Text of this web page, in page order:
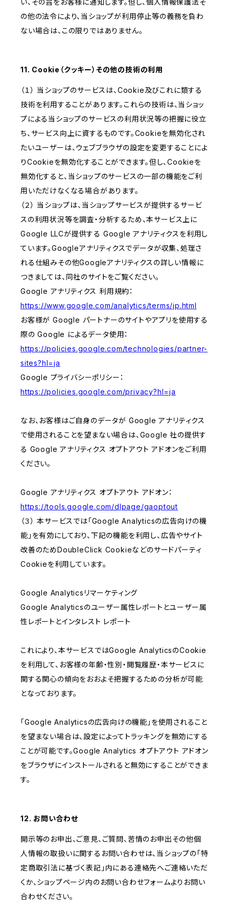
い、その旨をお客様に通知します。但し、個人情報保護法そ
の他の法令により、当ショップが利用停止等の義務を負わ
ない場合は、この限りではありません。
11. Cookie（クッキー）その他の技術の利用
（１） 当ショップのサービスは、Cookie及びこれに類する
技術を利用することがあります。これらの技術は、当ショッ
プによる当ショップのサービスの利用状況等の把握に役立
ち、サービス向上に資するものです。Cookieを無効化され
たいユーザーは、ウェブブラウザの設定を変更することによ
りCookieを無効化することができます。但し、Cookieを
無効化すると、当ショップのサービスの一部の機能をご利
用いただけなくなる場合があります。
（２） 当ショップは、当ショップサービスが提供するサービ
スの利用状況等を調査・分析するため、本サービス上に
Google LLCが提供する Google アナリティクスを利用し
ています。Googleアナリティクスでデータが収集、処理さ
れる仕組みその他Googleアナリティクスの詳しい情報に
つきましては、同社のサイトをご覧ください。
Google アナリティクス 利用規約：
https://www.google.com/analytics/terms/jp.html
お客様が Google パートナーのサイトやアプリを使用する
際の Google によるデータ使用：
https://policies.google.com/technologies/partner-
sites?hl=ja
Google プライバシーポリシー：
https://policies.google.com/privacy?hl=ja
なお、お客様はご自身のデータが Google アナリティクス
で使用されることを望まない場合は、Google 社の提供す
る Google アナリティクス オプトアウト アドオンをご利用
ください。
Google アナリティクス オプトアウト アドオン：
https://tools.google.com/dlpage/gaoptout
（３） 本サービスでは「Google Analyticsの広告向けの機
能」を有効にしており、下記の機能を利用し、広告やサイト
改善のためDoubleClick Cookieなどのサードパーティ
Cookieを利用しています。
Google Analyticsリマーケティング
Google Analyticsのユーザー属性レポートとユーザー属
性レポートとインタレスト レポート
これにより、本サービスではGoogle AnalyticsのCookie
を利用して、お客様の年齢・性別・閲覧履歴・本サービスに
関する関心の傾向をおおよそ把握するための分析が可能
となっております。
「Google Analyticsの広告向けの機能」を使用されること
を望まない場合は、設定によってトラッキングを無効にする
ことが可能です。Google Analytics オプトアウト アドオン
をブラウザにインストールされると無効にすることができま
す。
12. お問い合わせ
開示等のお申出、ご意見、ご質問、苦情のお申出その他個
人情報の取扱いに関するお問い合わせは、当ショップの「特
定商取引法に基づく表記」内にある連絡先へご連絡いただ
くか、ショップページ内のお問い合わせフォームよりお問い
合わせください。